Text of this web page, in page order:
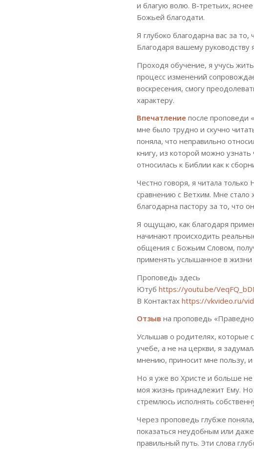
и благую волю. В-третьих,
Божьей благодати.
Я глубоко благодарна вас за
Благодаря вашему
Проходя обучение, я учусь
процесс изменений
воскресения, смогу
характеру.
Впечатление после проповеди
мне было трудно и скучно
поняла, что неправильно
книгу, из которой можно
относилась к Библии как к
Честно говоря, я читала
сравнению с Ветхим. Мне стало
благодарна пастору за то, что
Я ощущаю, как благодаря
начинают происходить
общения с Божьим Словом,
применять услышанное в жизни
Проповедь здесь
Ютуб https://youtu.be/
В Контактах https://vkvideo.ru/
Отзыв на проповедь
Услышав о родителях, которые
учебе, а не на церкви, я
мнению, приносит мне пользу,
Но я уже во Христе и больше не
моя жизнь принадлежит Ему.
стремлюсь исполнять
Через проповедь глубже
показаться неудобным или
правильный путь. Эти слова